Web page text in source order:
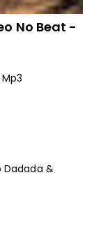
No Beat -
Dadada &